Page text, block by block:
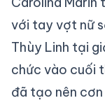
với tay vợt nữ
Thùy Linh tại
chức vào cuối
đã tạo nên